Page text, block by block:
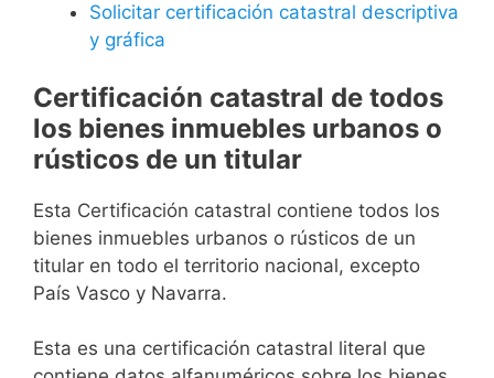
Solicitar certificación catastral descriptiva
y gráfica
Certificación catastral de todos
los bienes inmuebles urbanos o
rústicos de un titular
Esta Certificación catastral contiene todos los
bienes inmuebles urbanos o rústicos de un
titular en todo el territorio nacional, excepto
País Vasco y Navarra.
Esta es una certificación catastral literal que